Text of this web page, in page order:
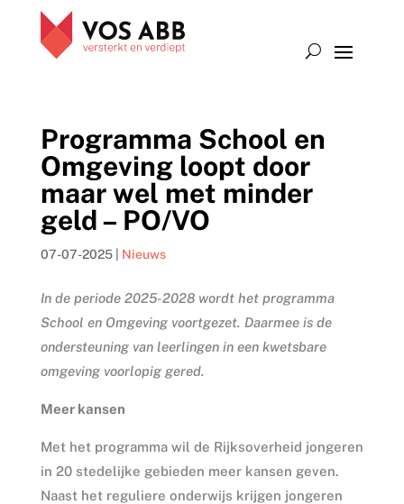
Programma School en
Omgeving loopt door
maar wel met minder
geld – PO/VO
07-07-2025| Nieuws
In de periode 2025-2028 wordt het programma
School en Omgeving voortgezet. Daarmee is de
ondersteuning van leerlingen in een kwetsbare
omgeving voorlopig gered.
Meer kansen
Met het programma wil de Rijksoverheid jongeren
in 20 stedelijke gebieden meer kansen geven.
Naast het reguliere onderwijs krijgen jongeren